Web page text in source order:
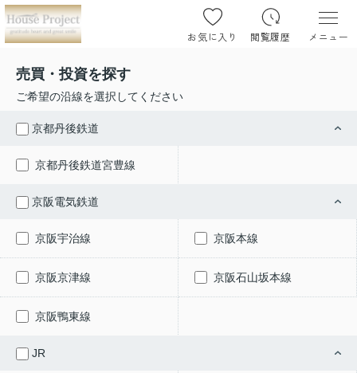
お気に入り 閲覧履歴 メニュー
売買・投資を探す
ご希望の沿線を選択してください
京都丹後鉄道
京都丹後鉄道宮豊線
京阪電気鉄道
京阪宇治線 京阪本線
京阪京津線 京阪石山坂本線
京阪鴨東線
JR